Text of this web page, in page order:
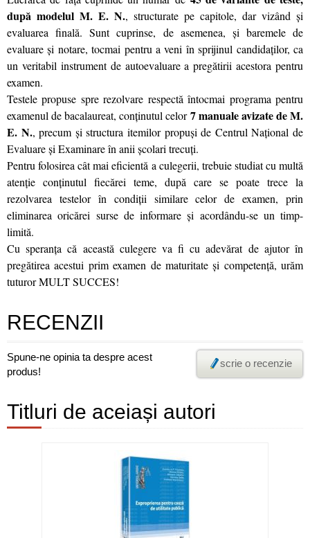
după modelul M. E. N., structurate pe capitole, dar vizând şi
evaluarea finală. Sunt cuprinse, de asemenea, şi baremele de
evaluare şi notare, tocmai pentru a veni în sprijinul candidaţilor, ca
un veritabil instrument de autoevaluare a pregătirii acestora pentru
examen.
Testele propuse spre rezolvare respectă întocmai programa pentru
examenul de bacalaureat, conţinutul celor7 manuale avizate de M.
E. N., precum şi structura itemilor propuşi de Centrul Naţional de
Evaluare şi Examinare în anii şcolari trecuţi.
Pentru folosirea cât mai eficientă a culegerii, trebuie studiat cu multă
atenţie conţinutul fiecărei teme, după care se poate trece la
rezolvarea testelor în condiţii similare celor de examen, prin
eliminarea oricărei surse de informare şi acordându-se un timp-
limită.
Cu speranţa că această culegere va fi cu adevărat de ajutor în
pregătirea acestui prim examen de maturitate şi competenţă, urăm
tuturor MULT SUCCES!
RECENZII
Spune-ne opinia ta despre acest
produs!
scrie o recenzie
Titluri de aceiași autori